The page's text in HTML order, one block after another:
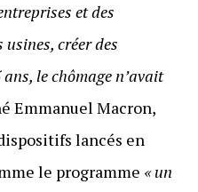
et des
créer des
le chômage n’avait
Emmanuel Macron,
lancés en
le programme « un